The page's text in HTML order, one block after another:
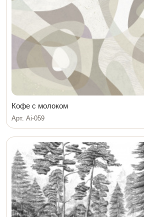
Кофе с молоком
Арт. Ai-059